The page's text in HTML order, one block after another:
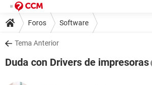
Foros Software
Tema Anterior
Duda con Drivers de impresoras